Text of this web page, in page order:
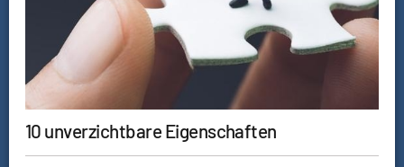
10 unverzichtbare Eigenschaften